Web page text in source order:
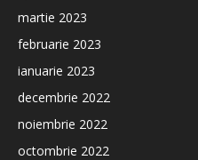
martie 2023
februarie 2023
ianuarie 2023
decembrie 2022
noiembrie 2022
octombrie 2022